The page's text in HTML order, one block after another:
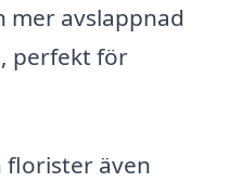
mer avslappnad
perfekt för
florister även